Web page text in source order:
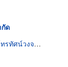
ด
ศน์วงจรปิด